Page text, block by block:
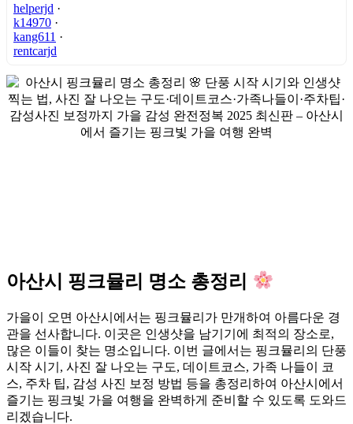
helperjd ·
k14970 ·
kang611 ·
rentcarjd
아산시 핑크뮬리 명소 총정리
가을이 오면 아산시에서는 핑크뮬리가 만개하여 아름다운 경
관을 선사합니다. 이곳은 인생샷을 남기기에 최적의 장소로,
많은 이들이 찾는 명소입니다. 이번 글에서는 핑크뮬리의 단풍
시작 시기, 사진 잘 나오는 구도, 데이트코스, 가족 나들이 코
스, 주차 팁, 감성 사진 보정 방법 등을 총정리하여 아산시에서
즐기는 핑크빛 가을 여행을 완벽하게 준비할 수 있도록 도와드
리겠습니다.